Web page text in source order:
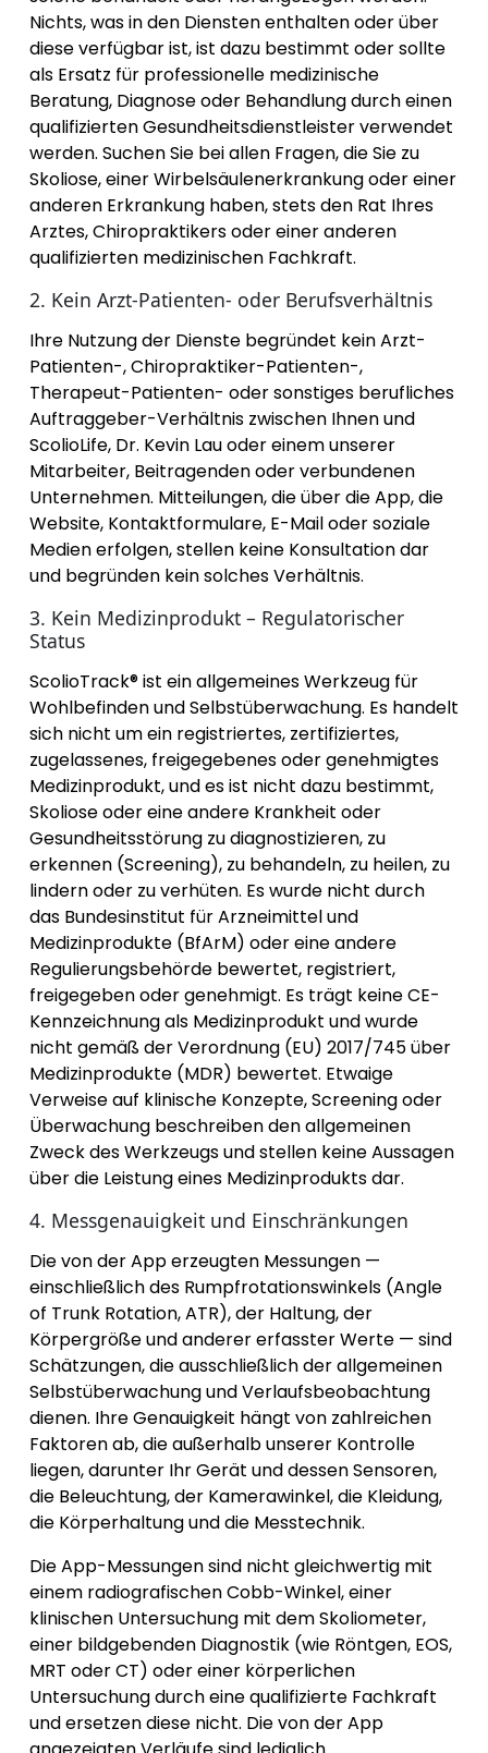
Nichts, was in den Diensten enthalten oder über
diese verfügbar ist, ist dazu bestimmt oder sollte
als Ersatz für professionelle medizinische
Beratung, Diagnose oder Behandlung durch einen
qualifizierten Gesundheitsdienstleister verwendet
werden. Suchen Sie bei allen Fragen, die Sie zu
Skoliose, einer Wirbelsäulenerkrankung oder einer
anderen Erkrankung haben, stets den Rat Ihres
Arztes, Chiropraktikers oder einer anderen
qualifizierten medizinischen Fachkraft.
2. Kein Arzt-Patienten- oder Berufsverhältnis
Ihre Nutzung der Dienste begründet kein Arzt-
Patienten-, Chiropraktiker-Patienten-,
Therapeut-Patienten- oder sonstiges berufliches
Auftraggeber-Verhältnis zwischen Ihnen und
ScolioLife, Dr. Kevin Lau oder einem unserer
Mitarbeiter, Beitragenden oder verbundenen
Unternehmen. Mitteilungen, die über die App, die
Website, Kontaktformulare, E-Mail oder soziale
Medien erfolgen, stellen keine Konsultation dar
und begründen kein solches Verhältnis.
3. Kein Medizinprodukt – Regulatorischer
Status
ScolioTrack® ist ein allgemeines Werkzeug für
Wohlbefinden und Selbstüberwachung. Es handelt
sich nicht um ein registriertes, zertifiziertes,
zugelassenes, freigegebenes oder genehmigtes
Medizinprodukt, und es ist nicht dazu bestimmt,
Skoliose oder eine andere Krankheit oder
Gesundheitsstörung zu diagnostizieren, zu
erkennen (Screening), zu behandeln, zu heilen, zu
lindern oder zu verhüten. Es wurde nicht durch
das Bundesinstitut für Arzneimittel und
Medizinprodukte (BfArM) oder eine andere
Regulierungsbehörde bewertet, registriert,
freigegeben oder genehmigt. Es trägt keine CE-
Kennzeichnung als Medizinprodukt und wurde
nicht gemäß der Verordnung (EU) 2017/745 über
Medizinprodukte (MDR) bewertet. Etwaige
Verweise auf klinische Konzepte, Screening oder
Überwachung beschreiben den allgemeinen
Zweck des Werkzeugs und stellen keine Aussagen
über die Leistung eines Medizinprodukts dar.
4. Messgenauigkeit und Einschränkungen
Die von der App erzeugten Messungen —
einschließlich des Rumpfrotationswinkels (Angle
of Trunk Rotation, ATR), der Haltung, der
Körpergröße und anderer erfasster Werte — sind
Schätzungen, die ausschließlich der allgemeinen
Selbstüberwachung und Verlaufsbeobachtung
dienen. Ihre Genauigkeit hängt von zahlreichen
Faktoren ab, die außerhalb unserer Kontrolle
liegen, darunter Ihr Gerät und dessen Sensoren,
die Beleuchtung, der Kamerawinkel, die Kleidung,
die Körperhaltung und die Messtechnik.
Die App-Messungen sind nicht gleichwertig mit
einem radiografischen Cobb-Winkel, einer
klinischen Untersuchung mit dem Skoliometer,
einer bildgebenden Diagnostik (wie Röntgen, EOS,
MRT oder CT) oder einer körperlichen
Untersuchung durch eine qualifizierte Fachkraft
und ersetzen diese nicht. Die von der App